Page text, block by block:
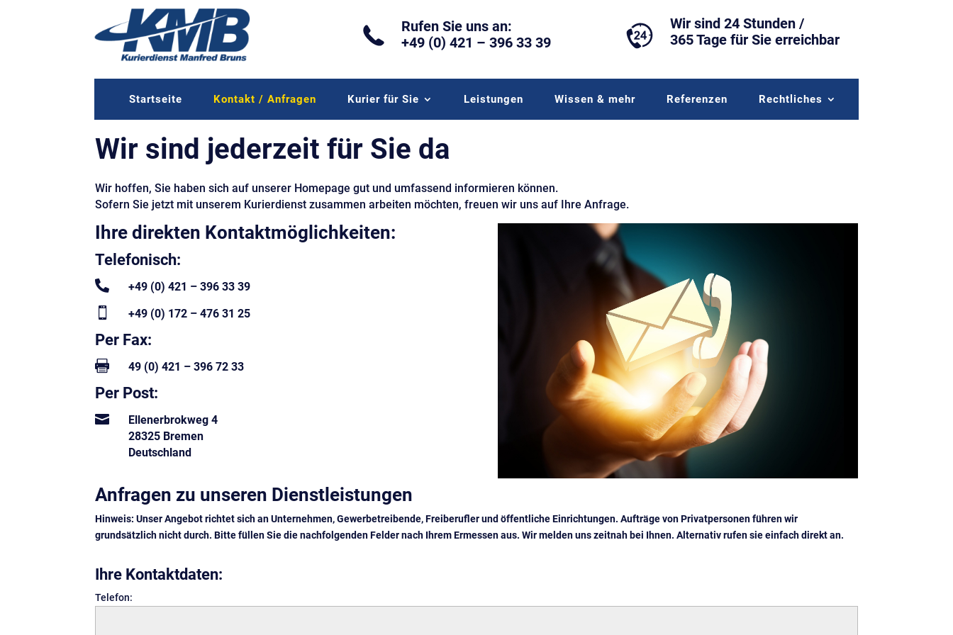
Rufen Sie uns an:
+49 (0) 421 – 396 33 39
Wir sind 24 Stunden /
365 Tage für Sie erreichbar
Startseite Kontakt / Anfragen Kurier für Sie Leistungen Wissen & mehr Referenzen Rechtliches
Wir sind jederzeit für Sie da
Wir hoffen, Sie haben sich auf unserer Homepage gut und umfassend informieren können.
Sofern Sie jetzt mit unserem Kurierdienst zusammen arbeiten möchten, freuen wir uns auf Ihre Anfrage.
Ihre direkten Kontaktmöglichkeiten:
Telefonisch:
 +49 (0) 421 – 396 33 39
 +49 (0) 172 – 476 31 25
Per Fax:
 49 (0) 421 – 396 72 33
Per Post:

Ellenerbrokweg 4
28325 Bremen
Deutschland
Anfragen zu unseren Dienstleistungen
Hinweis: Unser Angebot richtet sich an Unternehmen, Gewerbetreibende, Freiberufler und öffentliche Einrichtungen. Aufträge von Privatpersonen führen wir
grundsätzlich nicht durch. Bitte füllen Sie die nachfolgenden Felder nach Ihrem Ermessen aus. Wir melden uns zeitnah bei Ihnen. Alternativ rufen sie einfach direkt an.
Ihre Kontaktdaten:
Telefon: